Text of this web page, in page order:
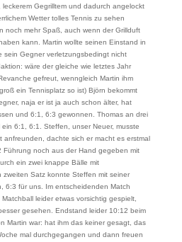
Gegrilltem und dadurch angelockt
Wetter tolles Tennis zu sehen
noch mehr Spaß, auch wenn der Grillduft
kann. Martin wollte seinen Einstand in
sein Gegner verletzungsbedingt nicht
wäre der gleiche wie letztes Jahr
gefreut, wenngleich Martin ihm
ein Tennisplatz so ist) Björn bekommt
naja er ist ja auch schon älter, hat
und 6:1, 6:3 gewonnen. Thomas an drei
6:1, 6:1. Steffen, unser Neuer, musste
anfreunden, dachte sich er macht es erstmal
noch aus der Hand gegeben mit
ein zwei knappe Bälle mit
zweiten Satz konnte Steffen mit seiner
6:3 für uns. Im entscheidenden Match
leider etwas vorsichtig gespielt,
gesehen. Endstand leider 10:12 beim
Martin war: hat ihm das keiner gesagt, das
mal durchgegangen und dann freuen